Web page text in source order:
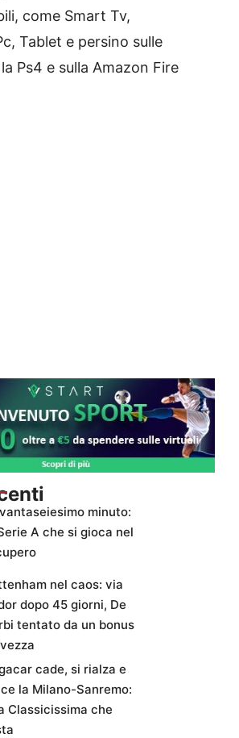
come Smart Tv,
Tablet e persino sulle
Ps4 e sulla Amazon Fire
minuto:
A che si gioca nel
nel caos: via
dopo 45 giorni, De
tentato da un bonus
cade, si rialza e
la Milano-Sanremo:
Classicissima che